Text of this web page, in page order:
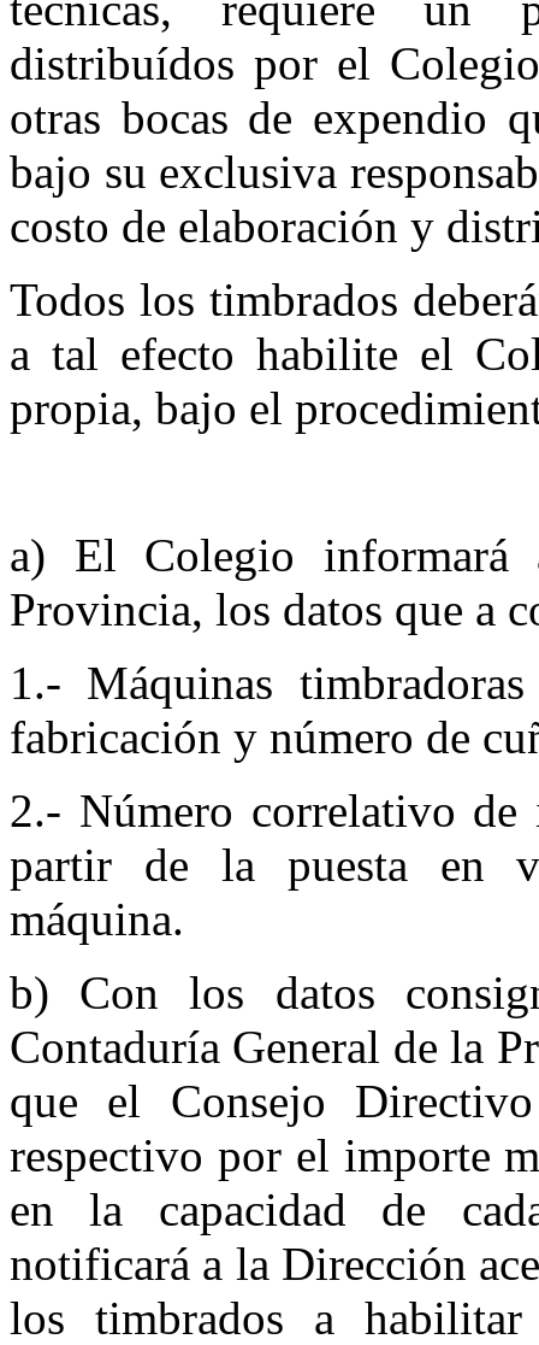
distribuídos por el
otras bocas de expendio
bajo su exclusiva
costo de elaboración y
Todos los timbrados
a tal efecto habilite el
propia, bajo el
a) El Colegio informará
Provincia, los datos que a
1.- Máquinas
fabricación y nú­mero de
2.- Número correlativo
partir de la puesta en
máquina.
b) Con los datos
Contaduría General de la
que el Consejo
respectivo por el importe
en la capacidad de
notificará a la Direc­ción
los timbrados a